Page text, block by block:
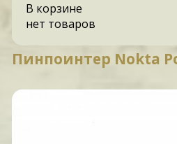
В корзине
нет товаров
Пинпоинтер Nokta